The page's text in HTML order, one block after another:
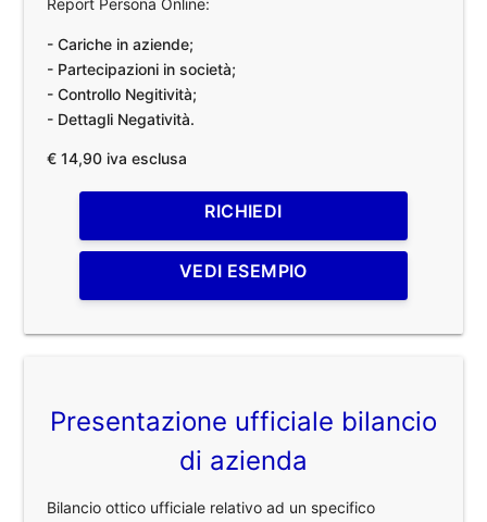
Report Persona Online:
- Cariche in aziende;
- Partecipazioni in società;
- Controllo Negitività;
- Dettagli Negatività.
€ 14,90 iva esclusa
RICHIEDI
VEDI ESEMPIO
Presentazione ufficiale bilancio
di azienda
Bilancio ottico ufficiale relativo ad un specifico